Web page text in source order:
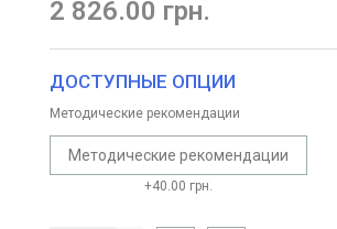
2 826.00 грн.
ДОСТУПНЫЕ ОПЦИИ
Методические рекомендации
Методические рекомендации
+40.00 грн.